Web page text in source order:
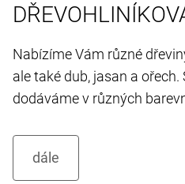
Nabízíme Vám různé
ale také dub, jasan a
dodáváme v různých